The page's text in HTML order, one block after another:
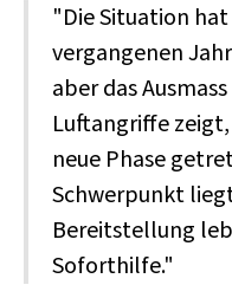
"Die Situation
vergangenen
aber das
Luftangriffe
neue Phase
Schwerpunkt
Bereitstellung
Soforthilfe."